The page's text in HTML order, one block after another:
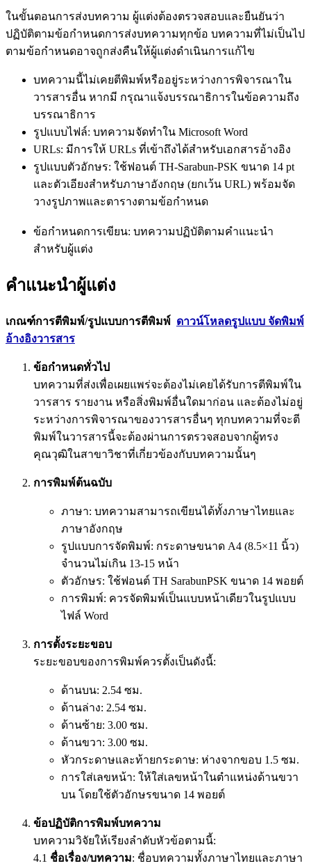
ในขั้นตอนการส่งบทความ ผู้แต่งต้องตรวจสอบและยืนยันว่า
ปฏิบัติตามข้อกำหนดการส่งบทความทุกข้อ บทความที่ไม่เป็นไป
ตามข้อกำหนดอาจถูกส่งคืนให้ผู้แต่งดำเนินการแก้ไข
บทความนี้ไม่เคยตีพิมพ์หรืออยู่ระหว่างการพิจารณาใน
วารสารอื่น หากมี กรุณาแจ้งบรรณาธิการในข้อความถึง
บรรณาธิการ
รูปแบบไฟล์: บทความจัดทำใน Microsoft Word
URLs: มีการให้ URLs ที่เข้าถึงได้สำหรับเอกสารอ้างอิง
รูปแบบตัวอักษร: ใช้ฟอนต์ TH-Sarabun-PSK ขนาด 14 pt
และตัวเอียงสำหรับภาษาอังกฤษ (ยกเว้น URL) พร้อมจัด
วางรูปภาพและตารางตามข้อกำหนด
ข้อกำหนดการเขียน: บทความปฏิบัติตามคำแนะนำ
สำหรับผู้แต่ง
คำแนะนำผู้แต่ง
เกณฑ์การตีพิมพ์/รูปแบบการตีพิมพ์ ดาวน์โหลดรูปแบบ จัดพิมพ์
อ้างอิงวารสาร
ข้อกำหนดทั่วไป
บทความที่ส่งเพื่อเผยแพร่จะต้องไม่เคยได้รับการตีพิมพ์ใน
วารสาร รายงาน หรือสิ่งพิมพ์อื่นใดมาก่อน และต้องไม่อยู่
ระหว่างการพิจารณาของวารสารอื่นๆ ทุกบทความที่จะตี
พิมพ์ในวารสารนี้จะต้องผ่านการตรวจสอบจากผู้ทรง
คุณวุฒิในสาขาวิชาที่เกี่ยวข้องกับบทความนั้นๆ
การพิมพ์ต้นฉบับ
ภาษา: บทความสามารถเขียนได้ทั้งภาษาไทยและ
ภาษาอังกฤษ
รูปแบบการจัดพิมพ์: กระดาษขนาด A4 (8.5×11 นิ้ว)
จำนวนไม่เกิน 13-15 หน้า
ตัวอักษร: ใช้ฟอนต์ TH SarabunPSK ขนาด 14 พอยต์
การพิมพ์: ควรจัดพิมพ์เป็นแบบหน้าเดียวในรูปแบบ
ไฟล์ Word
การตั้งระยะขอบ
ระยะขอบของการพิมพ์ควรตั้งเป็นดังนี้:
ด้านบน: 2.54 ซม.
ด้านล่าง: 2.54 ซม.
ด้านซ้าย: 3.00 ซม.
ด้านขวา: 3.00 ซม.
หัวกระดาษและท้ายกระดาษ: ห่างจากขอบ 1.5 ซม.
การใส่เลขหน้า: ให้ใส่เลขหน้าในตำแหน่งด้านขวา
บน โดยใช้ตัวอักษรขนาด 14 พอยต์
ข้อปฏิบัติการพิมพ์บทความ
บทความวิจัยให้เรียงลำดับหัวข้อตามนี้:
4.1 ชื่อเรื่อง/บทความ: ชื่อบทความทั้งภาษาไทยและภาษา